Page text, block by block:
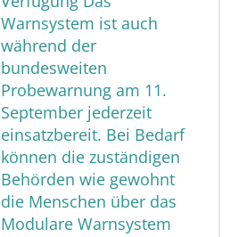
Warnsystem ist auch
während der
bundesweiten
Probewarnung am 11.
September jederzeit
einsatzbereit. Bei Bedarf
können die zuständigen
Behörden wie gewohnt
die Menschen über das
Modulare Warnsystem